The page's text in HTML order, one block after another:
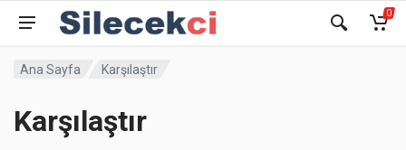
0
Ana Sayfa Karşılaştır
Karşılaştır